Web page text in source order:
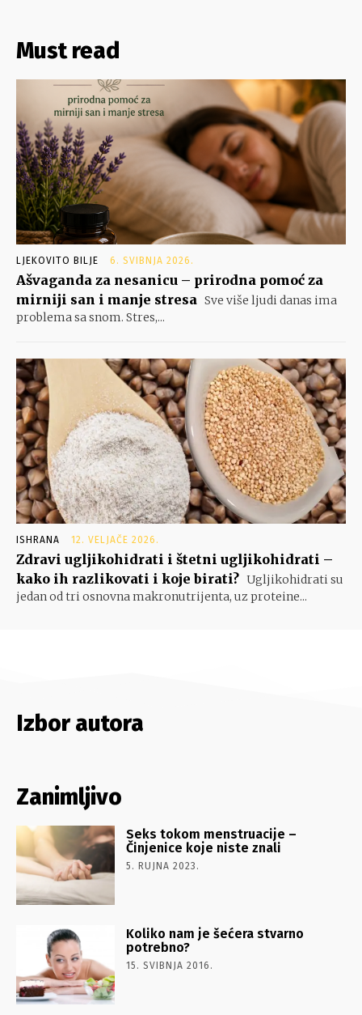
Must read
LJEKOVITO BILJE 6. SVIBNJA 2026.
Ašvaganda za nesanicu – prirodna pomoć za
mirniji san i manje stresa Sve više ljudi danas ima
problema sa snom. Stres,...
ISHRANA 12. VELJAČE 2026.
Zdravi ugljikohidrati i štetni ugljikohidrati –
kako ih razlikovati i koje birati? Ugljikohidrati su
jedan od tri osnovna makronutrijenta, uz proteine...
Izbor autora
Zanimljivo
Seks tokom menstruacije –
Činjenice koje niste znali
5. RUJNA 2023.
Koliko nam je šećera stvarno
potrebno?
15. SVIBNJA 2016.